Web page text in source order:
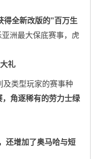
得全新改版的”百万生
洲最大保底赛事，虎
类型玩家的赛事种
角逐稀有的劳力士绿
还增加了奥马哈与短